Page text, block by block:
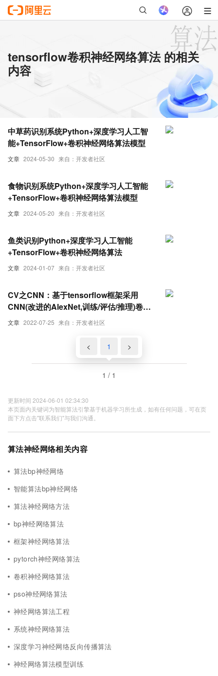
tensorflow卷积神经网络算法 的相关
内容
文章 2024-05-30 来自：开发者社区
中草药识别系统Python+深度学习人工智
能+TensorFlow+卷积神经网络算法模型
文章 2024-05-20 来自：开发者社区
食物识别系统Python+深度学习人工智能
+TensorFlow+卷积神经网络算法模型
文章 2024-01-07 来自：开发者社区
鱼类识别Python+深度学习人工智能
+TensorFlow+卷积神经网络算法
文章 2022-07-25 来自：开发者社区
CV之CNN：基于tensorflow框架采用
CNN(改进的AlexNet,训练/评估/推理)卷积
神经网络算法实现猫狗图像分类识别
< 1 >
1 / 1
更新时间 2024-06-01 02:34:30
本页面内关键词为智能算法引擎基于机器学习所生成，如有任何问题，可在页
面下方点击"联系我们"与我们沟通。
算法神经网络相关内容
算法bp神经网络
智能算法bp神经网络
算法神经网络方法
bp神经网络算法
框架神经网络算法
pytorch神经网络算法
卷积神经网络算法
pso神经网络算法
神经网络算法工程
系统神经网络算法
深度学习神经网络反向传播算法
神经网络算法模型训练